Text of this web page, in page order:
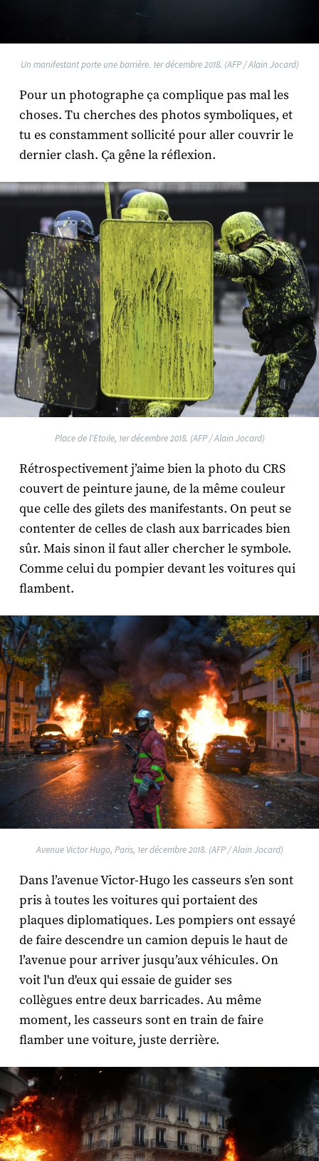
Un manifestant porte une barrière. 1er décembre 2018. (AFP / Alain Jocard)
Pour un photographe ça complique pas mal les
choses. Tu cherches des photos symboliques, et
tu es constamment sollicité pour aller couvrir le
dernier clash. Ça gêne la réflexion.
Place de l'Etoile, 1er décembre 2018. (AFP / Alain Jocard)
Rétrospectivement j’aime bien la photo du CRS
couvert de peinture jaune, de la même couleur
que celle des gilets des manifestants. On peut se
contenter de celles de clash aux barricades bien
sûr. Mais sinon il faut aller chercher le symbole.
Comme celui du pompier devant les voitures qui
flambent.
Avenue Victor Hugo, Paris, 1er décembre 2018. (AFP / Alain Jocard)
Dans l’avenue Victor-Hugo les casseurs s’en sont
pris à toutes les voitures qui portaient des
plaques diplomatiques. Les pompiers ont essayé
de faire descendre un camion depuis le haut de
l’avenue pour arriver jusqu’aux véhicules. On
voit l'un d'eux qui essaie de guider ses
collègues entre deux barricades. Au même
moment, les casseurs sont en train de faire
flamber une voiture, juste derrière.